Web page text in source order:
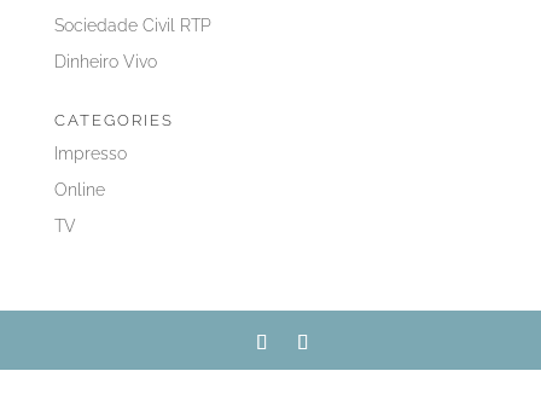
Sociedade Civil RTP
Dinheiro Vivo
CATEGORIES
Impresso
Online
TV